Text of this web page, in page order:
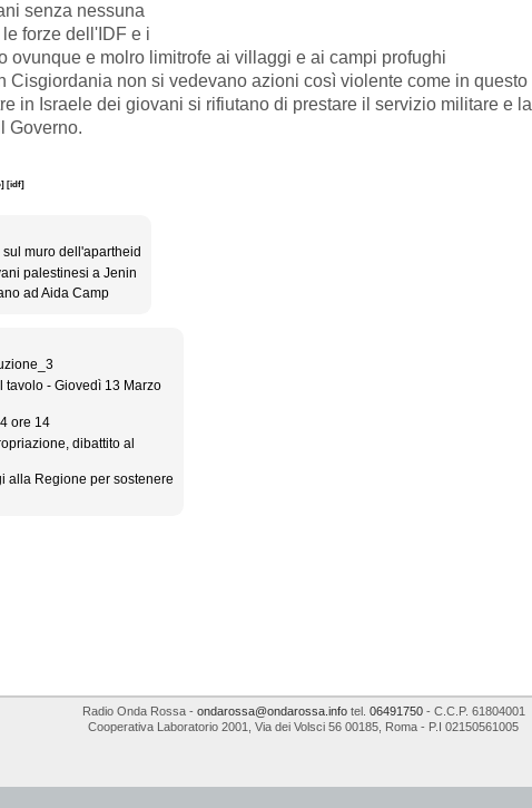
senza nessuna
forze dell'IDF e i
ovunque e molro limitrofe ai villaggi e ai campi profughi
Cisgiordania non si vedevano azioni così violente come in questo
in Israele dei giovani si rifiutano di prestare il servizio militare e la
Governo.
[idf]
muro dell'apartheid
palestinesi a Jenin
ad Aida Camp
- Giovedì 13 Marzo
ore 14
dibattito al
alla Regione per sostenere
Radio Onda Rossa- ondarossa@ondarossa.infotel. 06491750- C.C.P. 61804001
Cooperativa Laboratorio 2001
Via dei Volsci 56 00185 Roma - P.I 02150561005